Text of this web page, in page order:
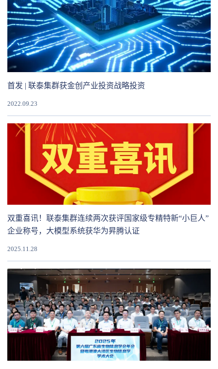
首发 | 联泰集群获金创产业投资战略投资
2022.09.23
双重喜讯！联泰集群连续两次获评国家级专精特新“小巨人”
企业称号，大模型系统获华为昇腾认证
2025.11.28